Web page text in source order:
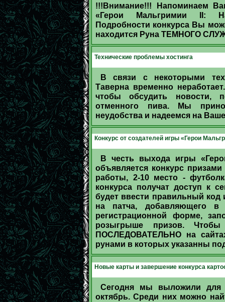
!!!Внимание!!! Напоминаем
«Герои Мальгримии II:
Подробности конкурса Вы
находится Руна ТЕМНОГО
Технические проблемы хостинга
В связи с некоторыми
Таверна временно
чтобы обсудить новости,
отменного пива. Мы
неудобства и надеемся на
Конкурс от создателей игры «Герои
В честь выхода игры
объявляется конкурс
работы, 2-10 место -
конкурса получат доступ к
будет ввести правильный код
на патча, добавляющего в
регистрационной форме,
розыгрыше призов.
ПОСЛЕДОВАТЕЛЬНО на
рунами в которых указанны
Новые карты и завершение конкурса
Сегодня мы выложили для
октябрь. Среди них можно